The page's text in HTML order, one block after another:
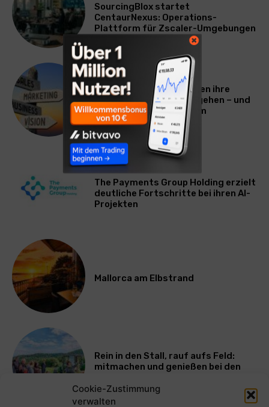
Cookie-Zustimmung
verwalten
SourcingBlox startet
CentaurNexus: Operations-
Plattform für Zscaler-Umgebungen
WERBUNG & MARKETING
Warum viele Unternehmen ihre
Vermarktung falsch angehen – und
warum das ihr Wachstum
ausbremst
WIRTSCHAFT
The Payments Group Holding erzielt
deutliche Fortschritte bei ihren AI-
Projekten
Mallorca am Elbstrand
Rein in den Stall, rauf aufs Feld:
mitmachen und genießen bei den